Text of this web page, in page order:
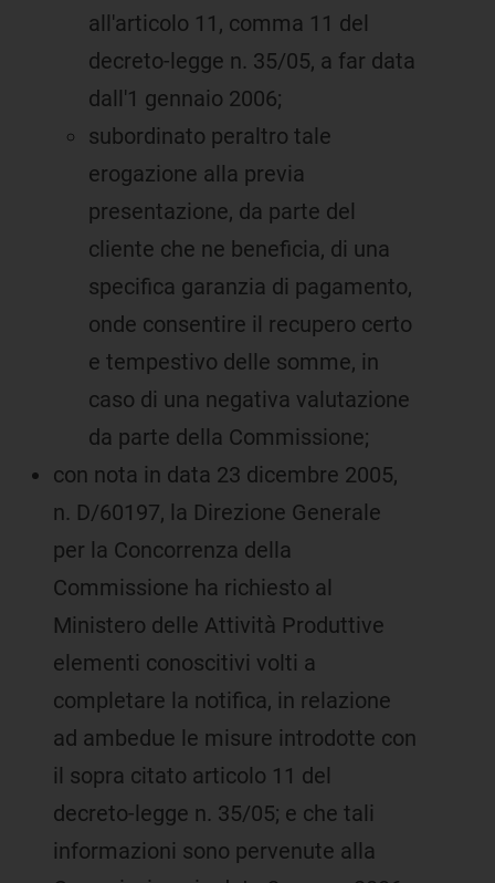
all'articolo 11, comma 11 del
decreto-legge n. 35/05, a far data
dall'1 gennaio 2006;
subordinato peraltro tale
erogazione alla previa
presentazione, da parte del
cliente che ne beneficia, di una
specifica garanzia di pagamento,
onde consentire il recupero certo
e tempestivo delle somme, in
caso di una negativa valutazione
da parte della Commissione;
con nota in data 23 dicembre 2005,
n. D/60197, la Direzione Generale
per la Concorrenza della
Commissione ha richiesto al
Ministero delle Attività Produttive
elementi conoscitivi volti a
completare la notifica, in relazione
ad ambedue le misure introdotte con
il sopra citato articolo 11 del
decreto-legge n. 35/05; e che tali
informazioni sono pervenute alla